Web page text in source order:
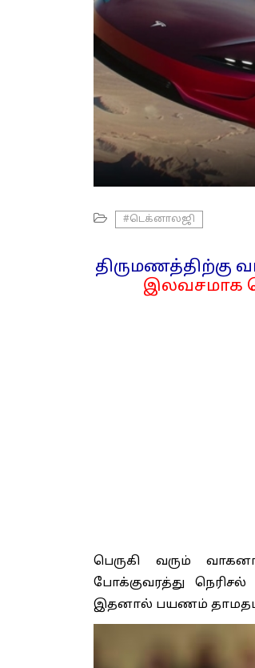
#டெக்னாலஜி
திருமணத்திற்கு
இலவசமாக
பெருகி வரும்
போக்குவரத்து
இதனால் பயணம்